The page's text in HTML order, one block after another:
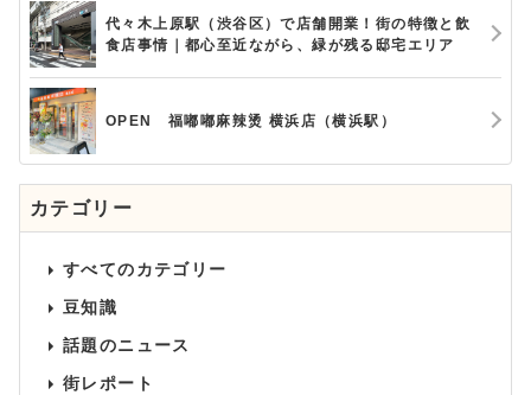
代々木上原駅（渋谷区）で店舗開業！街の特徴と飲
食店事情｜都心至近ながら、緑が残る邸宅エリア
OPEN 福嘟嘟麻辣烫 横浜店（横浜駅）
カテゴリー
すべてのカテゴリー
豆知識
話題のニュース
街レポート